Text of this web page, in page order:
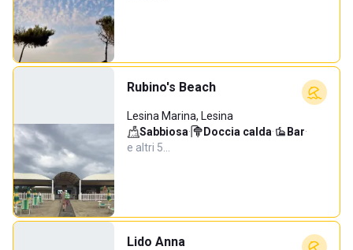
Rubino's Beach
Lesina Marina, Lesina
Sabbiosa· Doccia calda· Bar·
e altri 5…
Lido Anna